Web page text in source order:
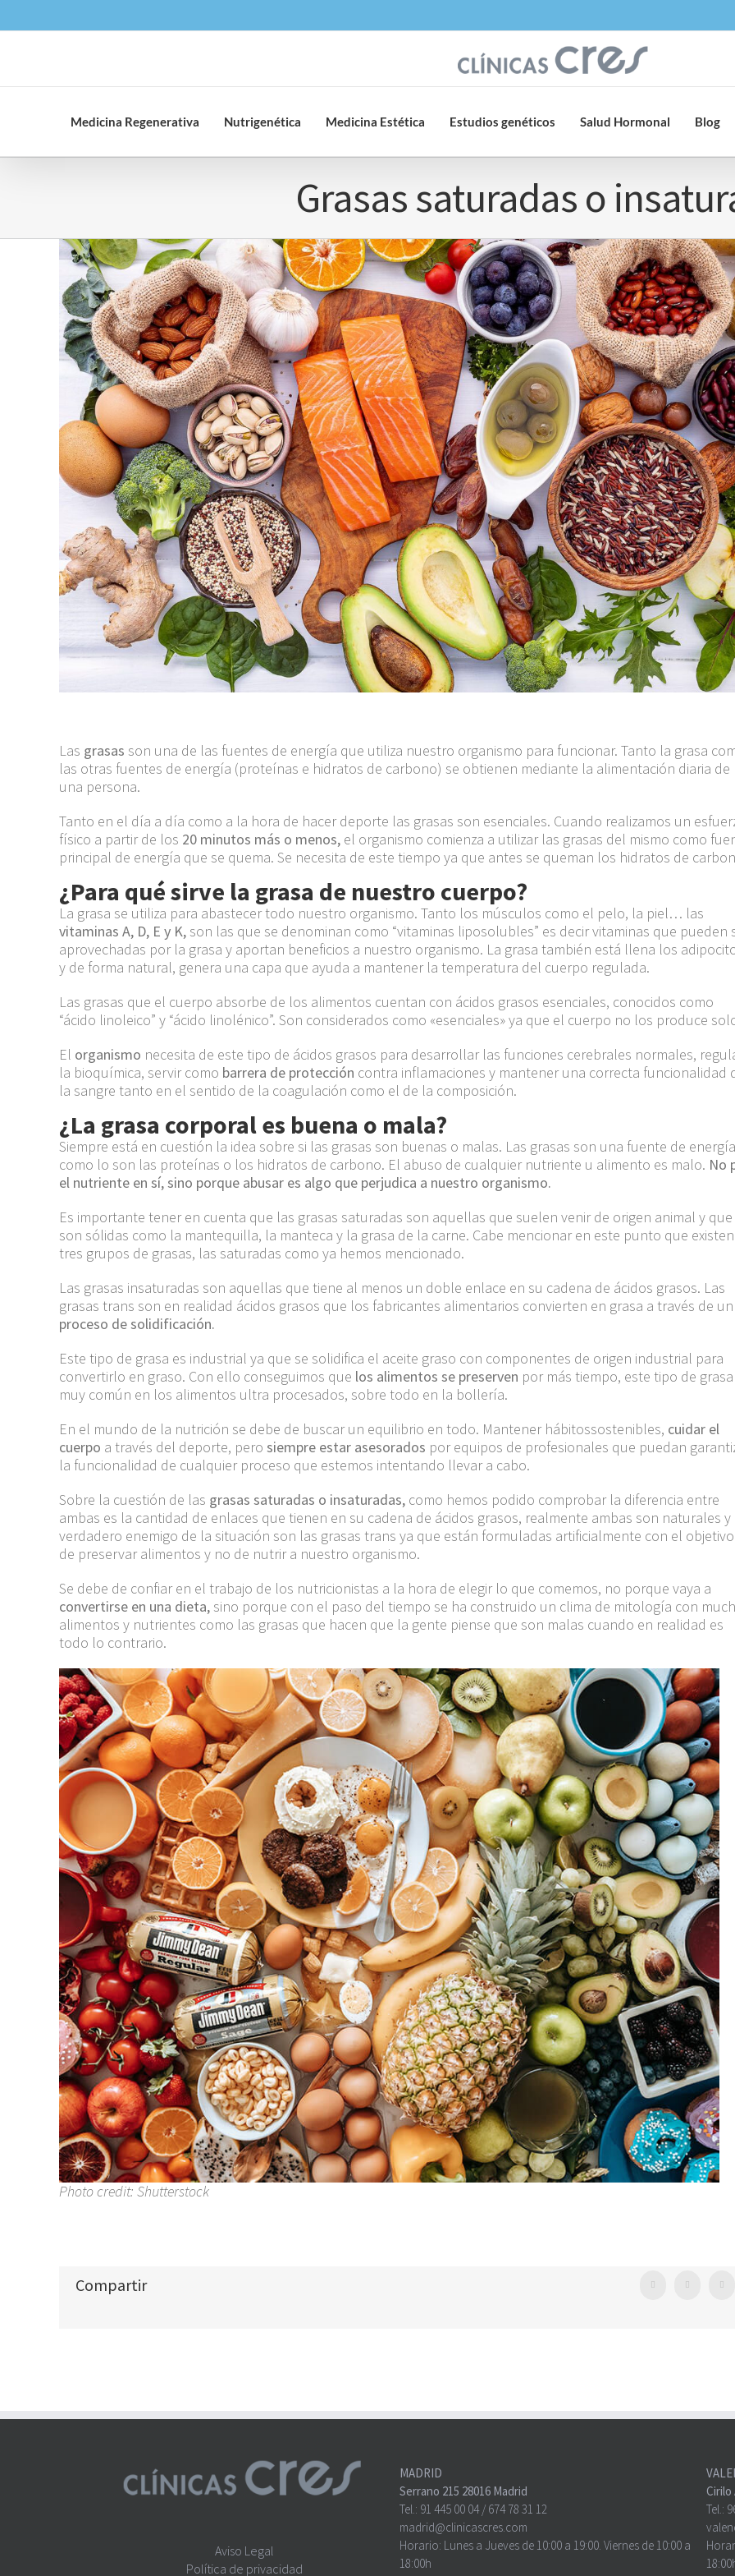
al
Medicina Regenerativa Nutrigenética Medicina Estética Estudios genéticos Salud Hormonal Blog
Grasas saturadas o
Ver
imagen
más
grande
Las grasas son una de las fuentes de energía que utiliza nuestro organismo para funcionar. Tanto la grasa
las otras fuentes de energía (proteínas e hidratos de carbono) se obtienen mediante la alimentación diaria de
una persona.
Tanto en el día a día como a la hora de hacer deporte las grasas son esenciales. Cuando realizamos un
físico a partir de los 20 minutos más o menos,el organismo comienza a utilizar las grasas del mismo como
principal de energía que se quema. Se necesita de este tiempo ya que antes se queman los hidratos de
¿Para qué sirve la grasa de nuestro cuerpo?
La grasa se utiliza para abastecer todo nuestro organismo. Tanto los músculos como el pelo, la piel… las
vitaminas A, D, E y K, son las que se denominan como “vitaminas liposolubles” es decir vitaminas que pueden
aprovechadas por la grasa y aportan beneficios a nuestro organismo. La grasa también está llena los
y de forma natural, genera una capa que ayuda a mantener la temperatura del cuerpo regulada.
Las grasas que el cuerpo absorbe de los alimentos cuentan con ácidos grasos esenciales, conocidos como
“ácido linoleico” y “ácido linolénico”. Son considerados como «esenciales»ya que el cuerpo no los produce s
El organismo necesita de este tipo de ácidos grasos para desarrollar las funciones cerebrales normales,
la bioquímica, servir como barrera de protección contra inflamaciones y mantener una correcta funcionalidad
la sangre tanto en el sentido de la coagulación como el de la composición.
¿La grasa corporal es buena o mala?
Siempre está en cuestión la idea sobre si las grasas son buenas o malas. Las grasas son una fuente de
como lo son las proteínas o los hidratos de carbono. El abuso de cualquier nutriente u alimento es malo. No
el nutriente en sí, sino porque abusar es algo que perjudica a nuestro organismo.
Es importante tener en cuenta que las grasas saturadas son aquellas que suelen venir de origen animal y que
son sólidas como la mantequilla, la manteca y la grasa de la carne. Cabe mencionar en este punto que existen
tres grupos de grasas, las saturadas como ya hemos mencionado.
Las grasas insaturadas son aquellas que tiene al menos un doble enlace en su cadena de ácidos grasos. Las
grasas trans son en realidad ácidos grasos que los fabricantes alimentarios convierten en grasa a través de un
proceso de solidificación.
Este tipo de grasa es industrial ya que se solidifica el aceite graso con componentes de origen industrial para
convertirlo en graso. Con ello conseguimos que los alimentos se preserven por más tiempo, este tipo de
muy común en los alimentos ultra procesados, sobre todo en la bollería.
En el mundo de la nutrición se debe de buscar un equilibrio en todo. Mantener hábitossostenibles, cuidar el
cuerpo a través del deporte, pero siempre estar asesorados por equipos de profesionales que puedan
la funcionalidad de cualquier proceso que estemos intentando llevar a cabo.
Sobre la cuestión de las grasas saturadas o insaturadas,como hemos podido comprobarla diferencia entre
ambas es la cantidad de enlaces que tienen en su cadena de ácidos grasos, realmente ambas son naturales y
verdadero enemigo de la situación son las grasas trans ya que están formuladas artificialmente con el objetivo
de preservaralimentos y no de nutrir a nuestro organismo.
Se debe de confiar en el trabajo de los nutricionistas a la hora de elegir lo que comemos, no porque vaya a
convertirse en una dieta,sino porque con el paso del tiempo se ha construido un clima de mitología con
alimentos y nutrientes como las grasas que hacen que la gente piense que son malas cuando en realidad es
todo lo contrario.
Photo credit: Shutterstock
Compartir
Aviso Legal
Política de privacidad
MADRID
Serrano 215 28016 Madrid
Tel.: 91 445 00 04/ 674 78 31 12
madrid@clinicascres.com
Horario: Lunes a Jueves de 10:00 a 19:00. Viernes de 10:00 a
18:00h
Cirilo
Tel.: